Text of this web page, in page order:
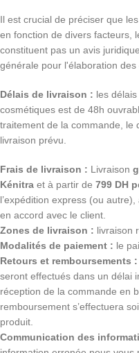
Il est crucial de préciser que
en fonction de divers facteurs,
constituent pas un avis
générale pour l'élaboration
Délais de livraison : les
cosmétiques est de 48h
traitement de la commande, le
livraison prévu.
Frais de livraison : Livraison
Kénitra et à partir de 799 DH
l’expédition express (ou
en accord avec le client.
Zones de livraison : livraison
Modalités de paiement : le
Retours et remboursements :
seront effectués dans un délai
réception de la commande en
remboursement s’effectuera
produit.
Communication des